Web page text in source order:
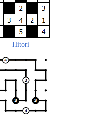
Hitori